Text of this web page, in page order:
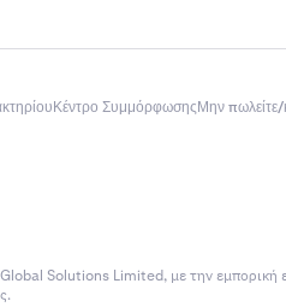
Κέντρο ΣυμμόρφωσηςΜην πωλείτε/
Solutions Limited, με την εμπορική